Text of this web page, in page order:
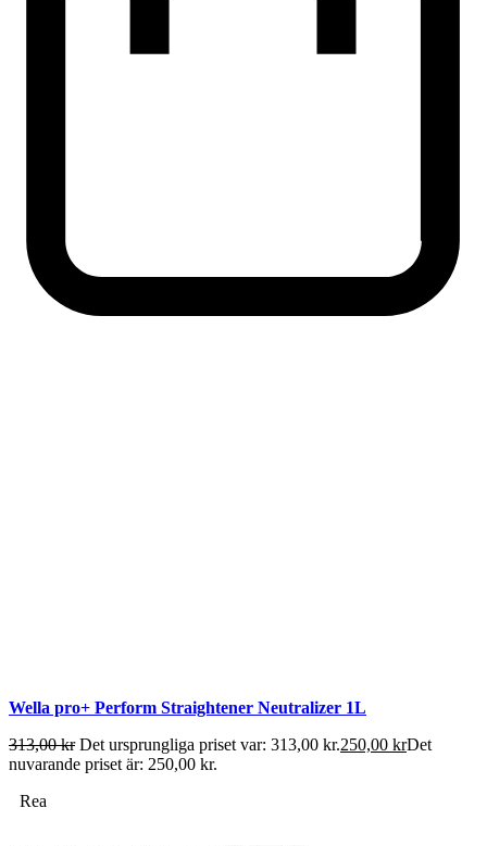
Wella pro+ Perform Straightener Neutralizer 1L
313,00kr Det ursprungliga priset var: 313,00 kr.250,00 krDet
nuvarande priset är: 250,00 kr.
Rea